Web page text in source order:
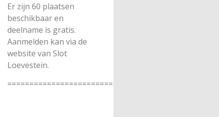
Er zijn 60 plaatsen
beschikbaar en
deelname is gratis.
Aanmelden kan via de
website van Slot
Loevestein.
===================================